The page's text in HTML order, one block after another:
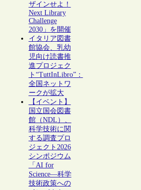
ザインせよ！
Next Library
Challenge
2030」を開催
イタリア図書
館協会、乳幼
児向け読書推
進プロジェク
ト“TuttInLibro”：
全国ネットワ
ークが拡大
【イベント】
国立国会図書
館（NDL）、
科学技術に関
する調査プロ
ジェクト2026
シンポジウム
「AI for
Science―科学
技術政策への